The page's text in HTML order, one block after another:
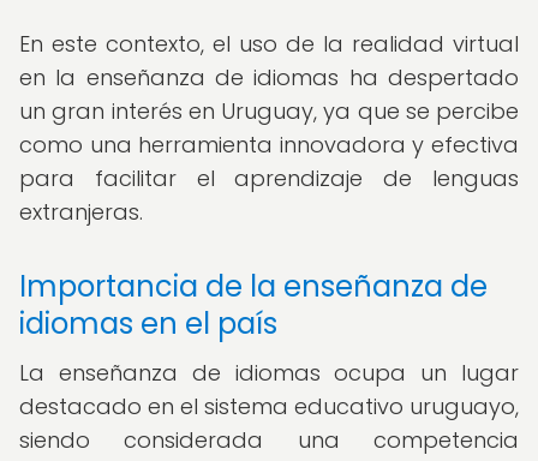
En este contexto, el uso de la realidad virtual
en la enseñanza de idiomas ha despertado
un gran interés en Uruguay, ya que se percibe
como una herramienta innovadora y efectiva
para facilitar el aprendizaje de lenguas
extranjeras.
Importancia de la enseñanza de
idiomas en el país
La enseñanza de idiomas ocupa un lugar
destacado en el sistema educativo uruguayo,
siendo considerada una competencia